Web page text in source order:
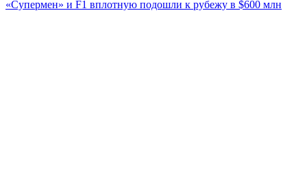
«Супермен» и F1 вплотную подошли к рубежу в $600 млн